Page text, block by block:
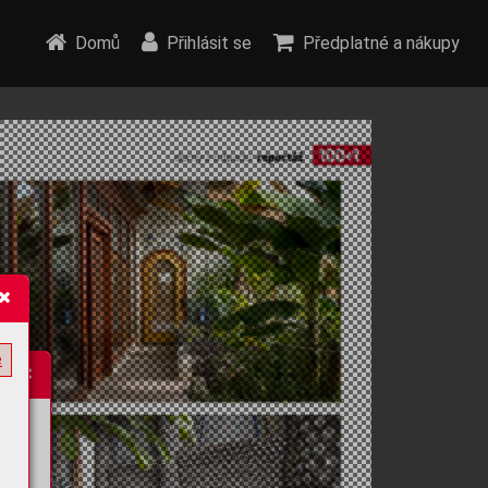
Domů Přihlásit se Předplatné a nákupy